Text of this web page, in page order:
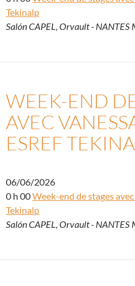
Tekinalp
Salón CAPEL, Orvault - NANTES
WEEK-END
AVEC
ESREF
06/06/2026
0 h 00Week-end de stages
Tekinalp
Salón CAPEL, Orvault - NANTES